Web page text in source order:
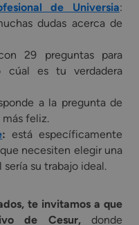
de Universia:
dudas acerca de
29 preguntas para
cúal es tu verdadera
a la pregunta de
feliz.
:está específicamente
necesiten elegir una
sería su trabajo ideal.
te invitamos a que
de Cesur, donde